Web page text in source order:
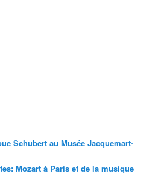
Schubert au Musée Jacquemart-
Mozart à Paris et de la musique